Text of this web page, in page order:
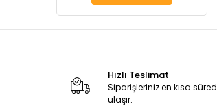
Hızlı Teslimat
Siparişleriniz en kısa
ulaşır.